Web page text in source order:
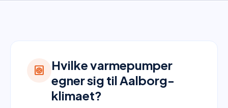
heat_pump
Hvilke varmepumper
egner sig til Aalborg-
klimaet?